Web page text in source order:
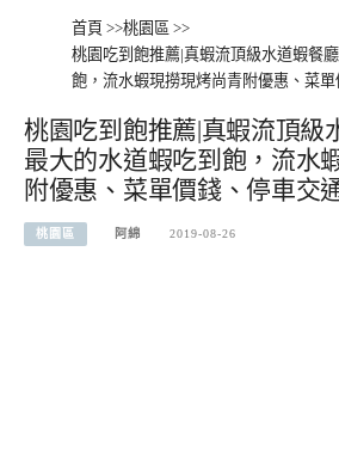
首頁 >>桃園區 >>
桃園吃到飽推薦|真蝦流頂級水道蝦餐
飽，流水蝦現撈現烤尚青附優惠、菜
桃園吃到飽推薦|真蝦流頂級
最大的水道蝦吃到飽，流水
附優惠、菜單價錢、停車交
桃園區 阿綿 2019-08-26